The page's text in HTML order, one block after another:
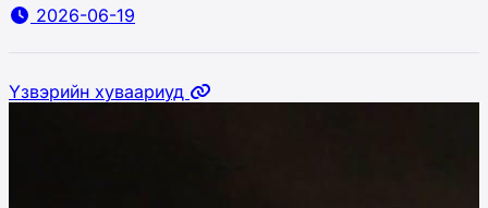
2026-06-19
Үзвэрийн хуваариуд